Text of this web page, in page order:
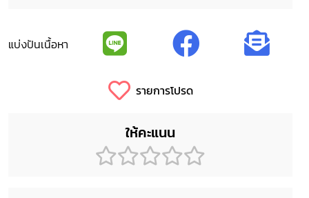
แบ่งปันเนื้อหา
รายการโปรด
ให้คะแนน